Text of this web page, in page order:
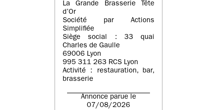
La Grande Brasserie Tête
d’Or
Société par Actions
Simplifiée
Siège social : 33 quai
Charles de Gaulle
69006 Lyon
995 311 263 RCS Lyon
Activité : restauration, bar,
brasserie
Annonce parue le
07/08/2026